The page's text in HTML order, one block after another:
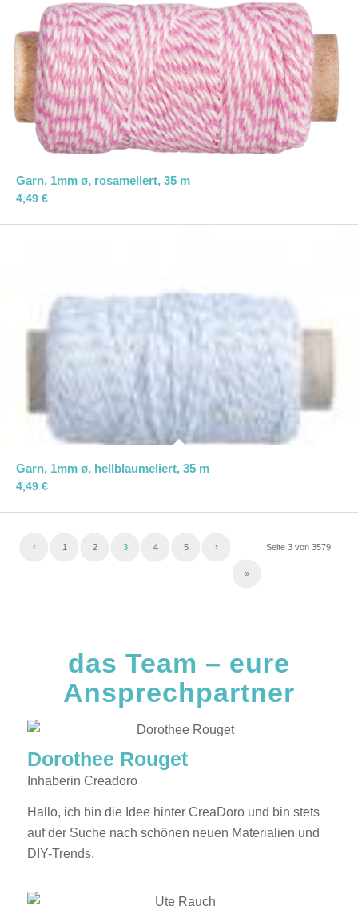
Garn, 1mm ø, rosameliert, 35 m
4,49 €
Garn, 1mm ø, hellblaumeliert, 35 m
4,49 €
Seite 3 von 3579
‹ 1 2 3 4 5 ›
»
das Team – eure
Ansprechpartner
Dorothee Rouget
Inhaberin Creadoro
Hallo, ich bin die Idee hinter CreaDoro und bin stets
auf der Suche nach schönen neuen Materialien und
DIY-Trends.